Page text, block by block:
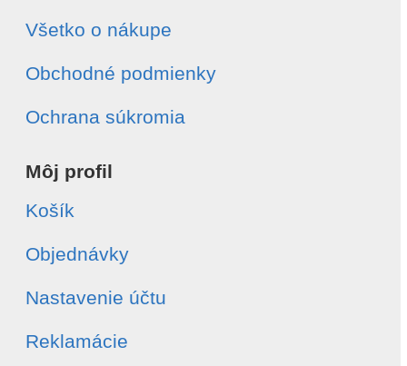
Všetko o nákupe
Obchodné podmienky
Ochrana súkromia
Môj profil
Košík
Objednávky
Nastavenie účtu
Reklamácie